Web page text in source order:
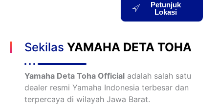
Petunjuk
Lokasi
Sekilas YAMAHA DETA TOHA
Yamaha Deta Toha Official adalah salah satu
dealer resmi Yamaha Indonesia terbesar dan
terpercaya di wilayah Jawa Barat.